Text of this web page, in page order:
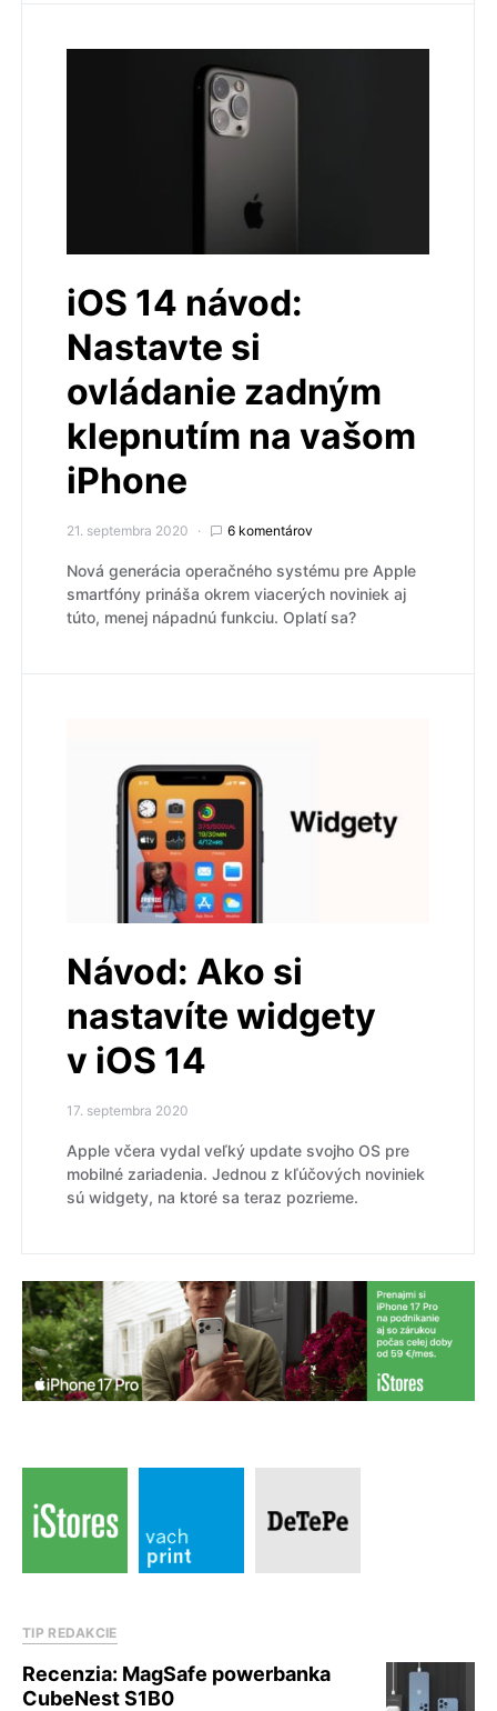
iOS 14 návod:
Nastavte si
ovládanie zadným
klepnutím na vašom
iPhone
21. septembra 2020 6 komentárov
Nová generácia operačného systému pre Apple
smartfóny prináša okrem viacerých noviniek aj
túto, menej nápadnú funkciu. Oplatí sa?
Návod: Ako si
nastavíte widgety
v iOS 14
17. septembra 2020
Apple včera vydal veľký update svojho OS pre
mobilné zariadenia. Jednou z kľúčových noviniek
sú widgety, na ktoré sa teraz pozrieme.
TIP REDAKCIE
Recenzia: MagSafe powerbanka
CubeNest S1B0